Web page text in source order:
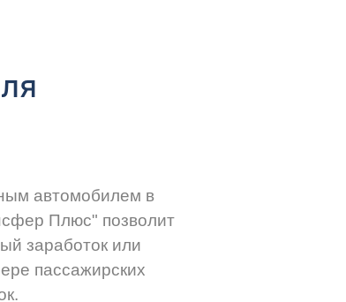
автомобилем в
Плюс" позволит
заработок или
пассажирских